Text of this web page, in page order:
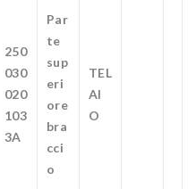
250
030
020
103
3A
Par
te
sup
eri
ore
bra
cci
o
TEL
AI
O